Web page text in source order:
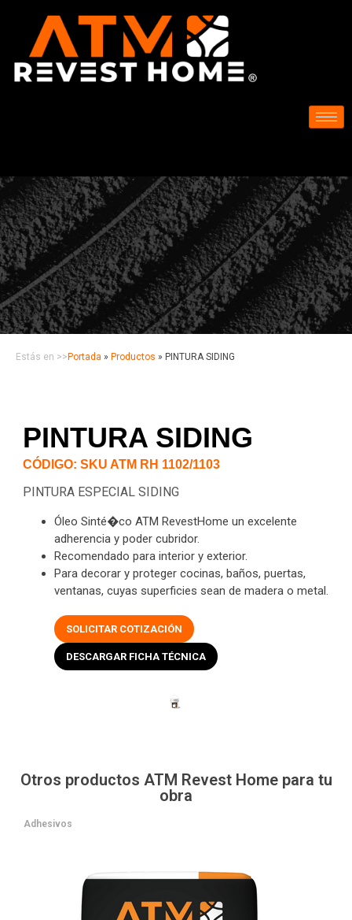
Estás en >> Portada » Productos » PINTURA SIDING
PINTURA SIDING
CÓDIGO: SKU ATM RH 1102/1103
PINTURA ESPECIAL SIDING
Óleo Sinté�co ATM RevestHome un excelente
adherencia y poder cubridor.
Recomendado para interior y exterior.
Para decorar y proteger cocinas, baños, puertas,
ventanas, cuyas superficies sean de madera o metal.
SOLICITAR COTIZACIÓN
DESCARGAR FICHA TÉCNICA
Adhesivos
Otros productos ATM Revest Home para tu
obra